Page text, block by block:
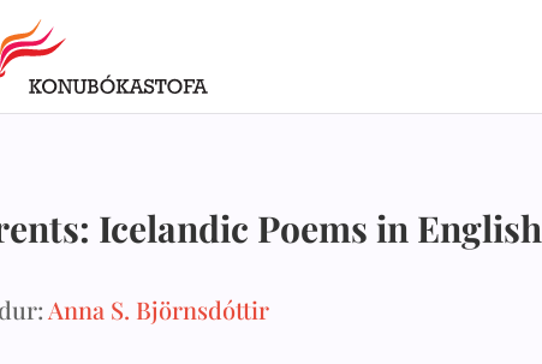
Icelandic Poems in English
Anna S. Björnsdóttir